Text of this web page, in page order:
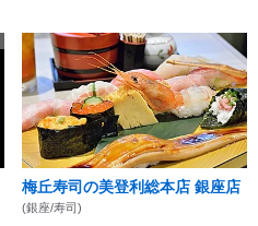
梅丘寿司の美登利総本店 銀座店
(銀座/寿司)